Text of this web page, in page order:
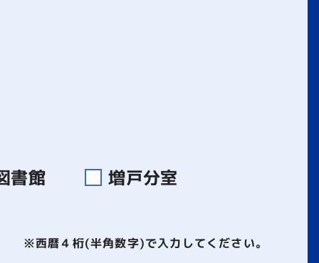
書館 増戸分室
※西暦４桁(半角数字)で入力してください。